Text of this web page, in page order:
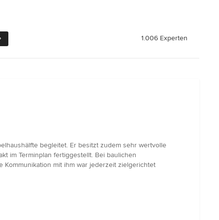
1.006 Experten
begleitet. Er besitzt zudem sehr wertvolle
im Terminplan fertiggestellt. Bei baulichen
mit ihm war jederzeit zielgerichtet